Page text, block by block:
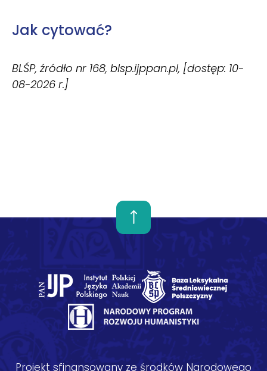
Jak cytować?
BLŚP, źródło nr 168, blsp.ijppan.pl, [dostęp: 10-
08-2026 r.]
Projekt sfinansowany ze środków Narodowego